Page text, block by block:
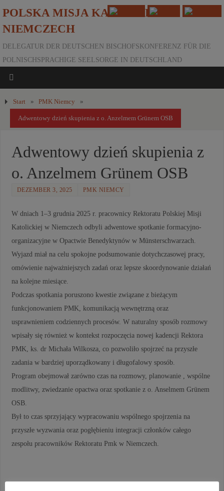
POLSKA MISJA KATOLICKA W
NIEMCZECH
DELEGATUR DER DEUTSCHEN BISCHOFSKONFERENZ FÜR DIE
POLNISCHSPRACHIGE SEELSORGE IN DEUTSCHLAND
Start » PMK Niemcy »
Adwentowy dzień skupienia z o. Anzelmem Grünem OSB
Adwentowy dzień skupienia z
o. Anzelmem Grünem OSB
DEZEMBER 3, 2025 PMK NIEMCY
W dniach 1–3 grudnia 2025 r. pracownicy Rektoratu Polskiej Misji
Katolickiej w Niemczech odbyli adwentowe spotkanie formacyjno-
organizacyjne w Opactwie Benedyktynów w Münsterschwarzach.
Wyjazd miał na celu spokojne podsumowanie dotychczasowej pracy,
omówienie najważniejszych zadań oraz lepsze skoordynowanie działań
na kolejne miesiące.
Podczas spotkania poruszono kwestie związane z bieżącym
funkcjonowaniem PMK, komunikacją wewnętrzną oraz
usprawnieniem codziennych procesów. W naturalny sposób rozmowy
wpisały się również w kontekst rozpoczęcia nowej kadencji Rektora
PMK, ks. dr Michała Wilkosza, co pozwoliło spojrzeć na przyszłe
zadania w bardziej uporządkowany i długofalowy sposób.
Program obejmował zarówno czas na rozmowy, planowanie , wspólne
modlitwy, zwiedzanie opactwa oraz spotkanie z o. Anselmem Grünem
OSB.
Był to czas sprzyjający wypracowaniu wspólnego spojrzenia na
przyszłe wyzwania oraz pogłębieniu integracji członków całego
zespołu pracowników Rektoratu Pmk w Niemczech.